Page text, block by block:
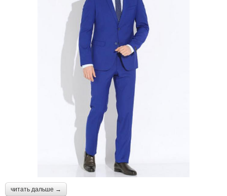
читать дальше →